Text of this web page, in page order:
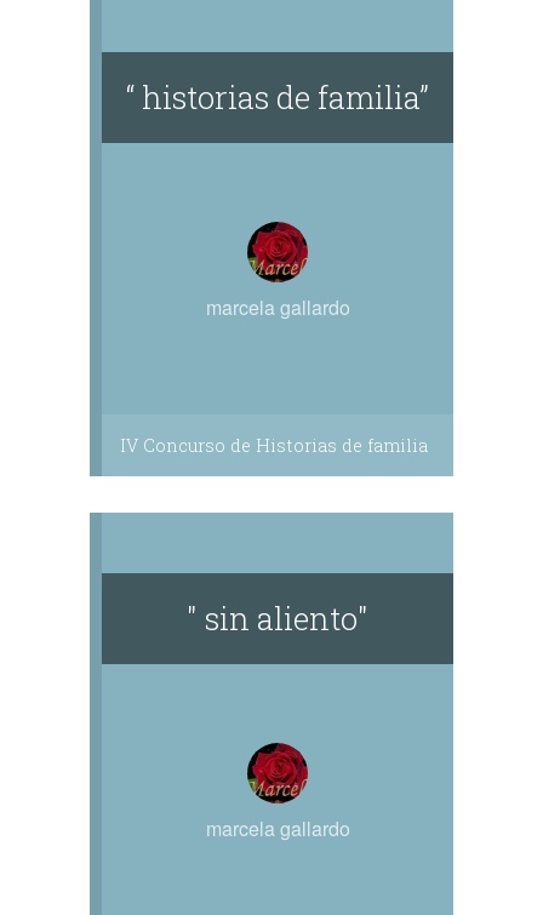
“ historias de familia”
marcela gallardo
IV Concurso de Historias de familia
" sin aliento"
marcela gallardo